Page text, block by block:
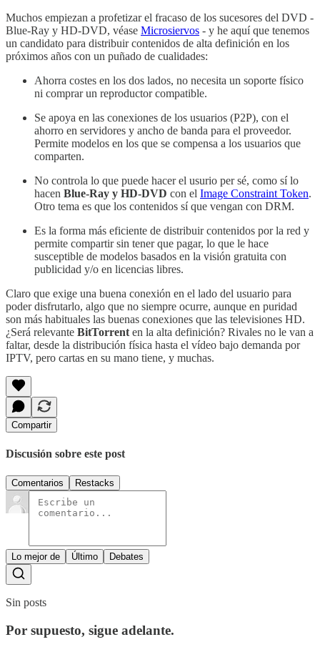
Muchos empiezan a profetizar el fracaso de los sucesores del DVD -
Blue-Ray y HD-DVD, véase Microsiervos - y he aquí que tenemos
un candidato para distribuir contenidos de alta definición en los
próximos años con un puñado de cualidades:
Ahorra costes en los dos lados, no necesita un soporte físico
ni comprar un reproductor compatible.
Se apoya en las conexiones de los usuarios (P2P), con el
ahorro en servidores y ancho de banda para el proveedor.
Permite modelos en los que se compensa a los usuarios que
comparten.
No controla lo que puede hacer el usurio per sé, como sí lo
hacen Blue-Ray y HD-DVD con el Image Constraint Token.
Otro tema es que los contenidos sí que vengan con DRM.
Es la forma más eficiente de distribuir contenidos por la red y
permite compartir sin tener que pagar, lo que le hace
susceptible de modelos basados en la visión gratuita con
publicidad y/o en licencias libres.
Claro que exige una buena conexión en el lado del usuario para
poder disfrutarlo, algo que no siempre ocurre, aunque en puridad
son más habituales las buenas conexiones que las televisiones HD.
¿Será relevante BitTorrent en la alta definición? Rivales no le van a
faltar, desde la distribución física hasta el vídeo bajo demanda por
IPTV, pero cartas en su mano tiene, y muchas.
Compartir
Discusión sobre este post
Comentarios Restacks
Lo mejor de Último Debates
Sin posts
Por supuesto, sigue adelante.